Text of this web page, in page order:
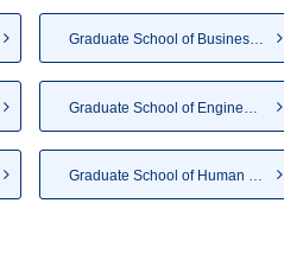
Graduate School of Business A...
Graduate School of Human Scie...